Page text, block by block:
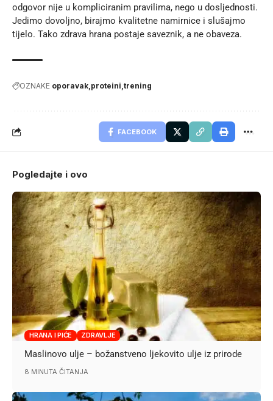
odgovor nije u kompliciranim pravilima, nego u dosljednosti.
Jedimo dovoljno, birajmo kvalitetne namirnice i slušajmo
tijelo. Tako zdrava hrana postaje saveznik, a ne obaveza.
OZNAKE oporavak proteini trening
FACEBOOK
Pogledajte i ovo
HRANA I PIĆE ZDRAVLJE
Maslinovo ulje – božanstveno ljekovito ulje iz prirode
8 MINUTA ČITANJA